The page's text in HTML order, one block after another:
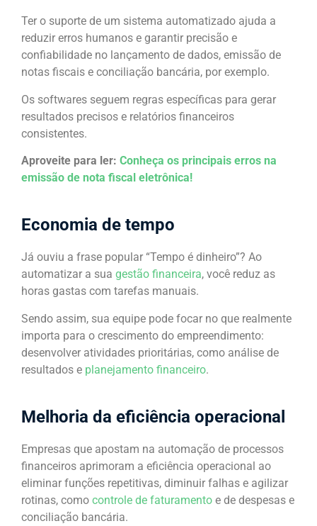
Ter o suporte de um sistema automatizado ajuda a
reduzir erros humanos e garantir precisão e
confiabilidade no lançamento de dados, emissão de
notas fiscais e conciliação bancária, por exemplo.
Os softwares seguem regras específicas para gerar
resultados precisos e relatórios financeiros
consistentes.
Aproveite para ler: Conheça os principais erros na
emissão de nota fiscal eletrônica!
Economia de tempo
Já ouviu a frase popular “Tempo é dinheiro”? Ao
automatizar a sua gestão financeira, você reduz as
horas gastas com tarefas manuais.
Sendo assim, sua equipe pode focar no que realmente
importa para o crescimento do empreendimento:
desenvolver atividades prioritárias, como análise de
resultados e planejamento financeiro.
Melhoria da eficiência operacional
Empresas que apostam na automação de processos
financeiros aprimoram a eficiência operacional ao
eliminar funções repetitivas, diminuir falhas e agilizar
rotinas, como controle de faturamento e de despesas e
conciliação bancária.